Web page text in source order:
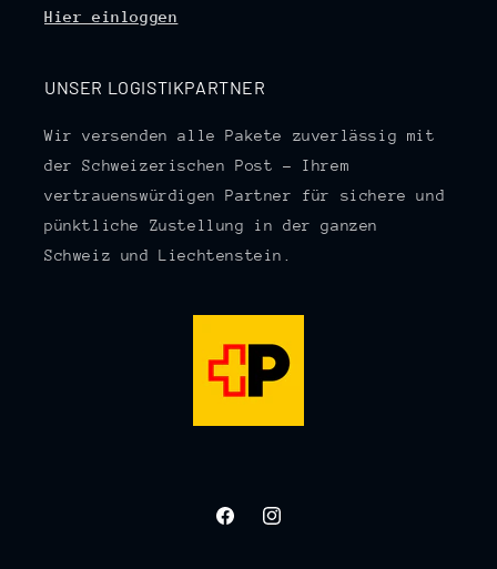
Hier einloggen
UNSER LOGISTIKPARTNER
Wir versenden alle Pakete zuverlässig mit
der Schweizerischen Post – Ihrem
vertrauenswürdigen Partner für sichere und
pünktliche Zustellung in der ganzen
Schweiz und Liechtenstein.
FacebookInstagram